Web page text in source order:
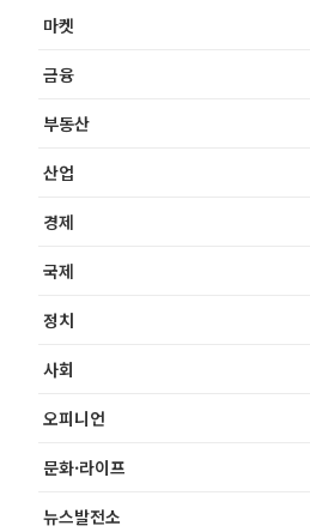
마켓
금융
부동산
산업
경제
국제
정치
사회
오피니언
문화·라이프
뉴스발전소